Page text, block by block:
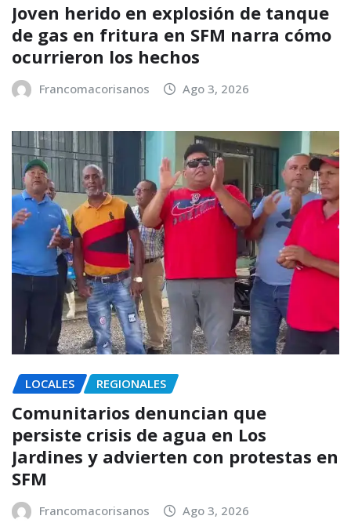
Joven herido en explosión de tanque
de gas en fritura en SFM narra cómo
ocurrieron los hechos
Francomacorisanos Ago 3, 2026
LOCALES REGIONALES
Comunitarios denuncian que
persiste crisis de agua en Los
Jardines y advierten con protestas en
SFM
Francomacorisanos Ago 3, 2026